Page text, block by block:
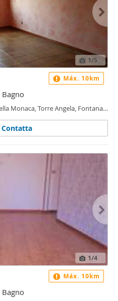
1/5
Bagno
Monaca, Torre Angela, Fontana
Contatta
Máx. 10km
1/4
Bagno
Máx. 10km